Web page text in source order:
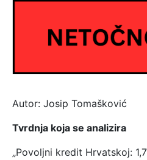
Autor: Josip Tomašković
Tvrdnja koja se analizira
„Povoljni kredit Hrvatskoj: